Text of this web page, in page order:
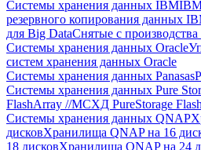
Системы хранения данных IBM
резервного копирования данных
для Big DataСнятые с
Системы хранения данных Oracle
систем хранения данных Oracle
Системы хранения данных Panasas
Системы хранения данных Pure
FlashArray //MСХД PureStorage
Системы хранения данных QNAP
дисковХранилища QNAP на 16
18 дисковХранилища QNAP на 24